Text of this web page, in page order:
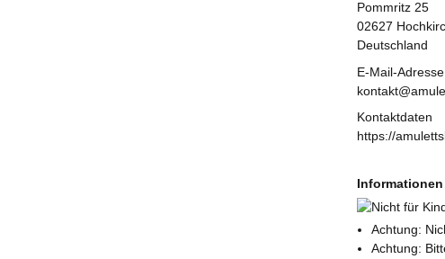
Pommritz 25
02627
Deutschland
E-Mail-Adresse
Kontaktdaten
https://
Achtung:
Achtung: